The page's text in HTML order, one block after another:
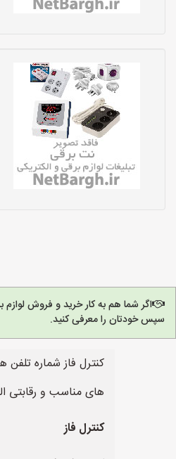
اگر شما هم به کار خرید و فروش
سپس خودتان را معرفی کنید.
کنترل فاز شماره
های مناسب و رقابتی
کنترل فاز